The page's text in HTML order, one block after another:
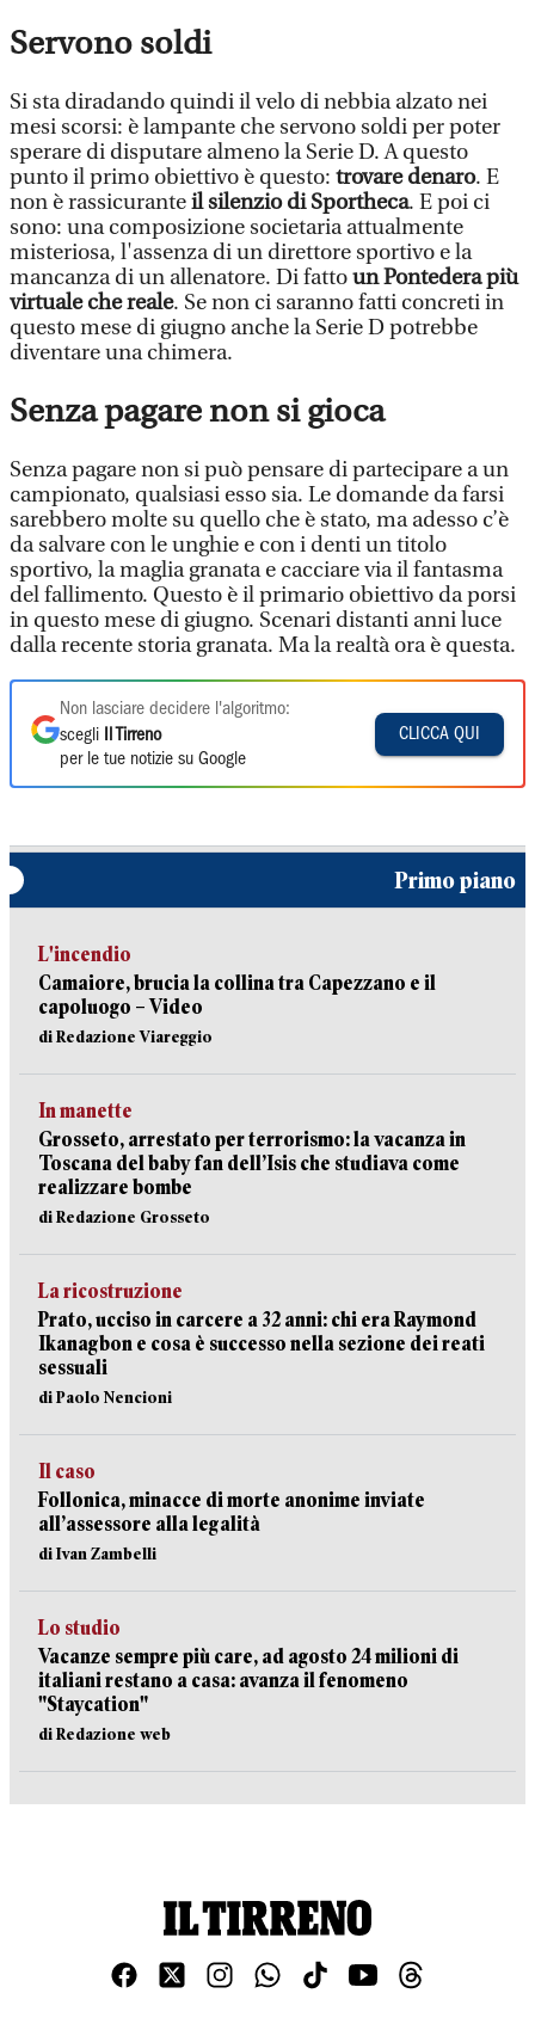
Servono soldi
Si sta diradando quindi il velo di nebbia alzato nei
mesi scorsi: è lampante che servono soldi per poter
sperare di disputare almeno la Serie D. A questo
punto il primo obiettivo è questo: trovare denaro. E
non è rassicuranteil silenzio di Sportheca. E poi ci
sono: una composizione societaria attualmente
misteriosa, l'assenza di un direttore sportivo e la
mancanza di un allenatore. Di fattoun Pontedera più
virtuale che reale. Se non ci saranno fatti concreti in
questo mese di giugno anche la Serie D potrebbe
diventare una chimera.
Senza pagare non si gioca
Senza pagare non si può pensare di partecipare a un
campionato, qualsiasi esso sia. Le domande da farsi
sarebbero molte su quello che è stato, ma adesso c’è
da salvare con le unghie e con i denti un titolo
sportivo, la maglia granata e cacciare via il fantasma
del fallimento. Questo è il primario obiettivo da porsi
in questo mese di giugno. Scenari distanti anni luce
dalla recente storia granata. Ma la realtà ora è questa.
Non lasciare decidere l'algoritmo:
scegli
Il Tirreno
per le tue notizie su Google
CLICCA QUI
Primo piano
L'incendio
Camaiore, brucia la collina tra Capezzano e il
capoluogo – Video
di Redazione Viareggio
In manette
Grosseto, arrestato per terrorismo: la vacanza in
Toscana del baby fan dell’Isis che studiava come
realizzare bombe
di Redazione Grosseto
La ricostruzione
Prato, ucciso in carcere a 32 anni: chi era Raymond
Ikanagbon e cosa è successo nella sezione dei reati
sessuali
di Paolo Nencioni
Il caso
Follonica, minacce di morte anonime inviate
all’assessore alla legalità
di Ivan Zambelli
Lo studio
Vacanze sempre più care, ad agosto 24 milioni di
italiani restano a casa: avanza il fenomeno
"Staycation"
di Redazione web